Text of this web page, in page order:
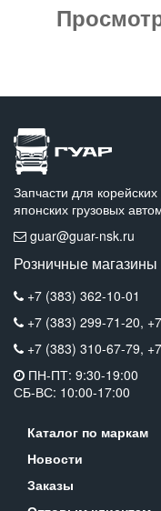
Запчасти для корейских
японских грузовых
guar@guar-nsk.ru
Розничные магазины
+7 (383) 362-10-01
+7 (383) 299-71-20,
+7 (383) 310-67-79,
ПН-ПТ: 9:30-19:00
СБ-ВС: 10:00-17:00
Каталог по маркам
Новости
Заказы